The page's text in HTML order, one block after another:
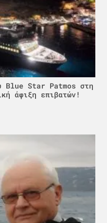
Blue Star Patmos στη
άφιξη επιβατών!